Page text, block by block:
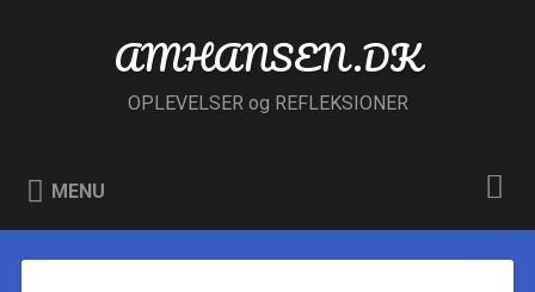
AMHANSEN.DK
OPLEVELSER og REFLEKSIONER
MENU